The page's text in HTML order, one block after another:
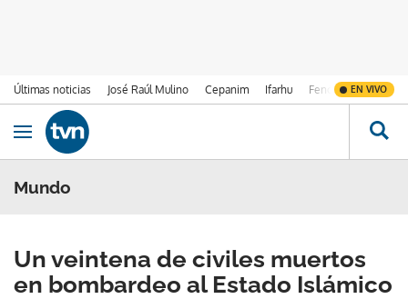
Últimas noticias José Raúl Mulino Cepanim Ifarhu Fenómeno de El
EN VIVO
Ir al contenido
Obrir navegació
Mundo
Un veintena de civiles muertos
en bombardeo al Estado Islámico